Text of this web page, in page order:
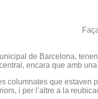
de Barcelona,
encara que amb
columnates que
i per l’altre a la